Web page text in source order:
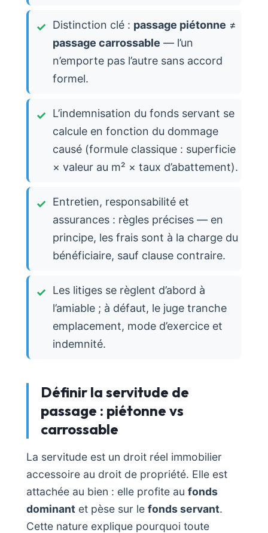
Distinction clé : passage piétonne ≠
passage carrossable — l’un
n’emporte pas l’autre sans accord
formel.
L’indemnisation du fonds servant se
calcule en fonction du dommage
causé (formule classique : superficie
× valeur au m² × taux d’abattement).
Entretien, responsabilité et
assurances : règles précises — en
principe, les frais sont à la charge du
bénéficiaire, sauf clause contraire.
Les litiges se règlent d’abord à
l’amiable ; à défaut, le juge tranche
emplacement, mode d’exercice et
indemnité.
Définir la servitude de
passage : piétonne vs
carrossable
La servitude est un droit réel immobilier
accessoire au droit de propriété. Elle est
attachée au bien : elle profite au fonds
dominant et pèse sur le fonds servant.
Cette nature explique pourquoi toute